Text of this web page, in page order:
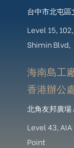
台中市北屯
Level 15,
Shimin Blvd,
海南島工
香港辦公
北角友邦廣場
Level 43,
Point